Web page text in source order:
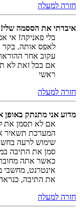
חזרה למעלה
איבדתי את הססמה שלי!
בלי פאניקה! אי
לאפס אותה. בקר
עקוב אחר
אם בכל זאת לא
ראשי
חזרה למעלה
מדוע אני מתנתק באופן
אם לא תסמן את
המערכת תשאיר
שימוש לרעה
סמן את התיבה
כאשר אתה
אינטרנט, מחשבי
את התיבה,
חזרה למעלה